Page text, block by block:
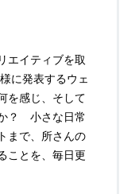
エイティブを取
に発表するウェ
を感じ、そして
？ 小さな日常
まで、所さんの
ことを、毎日更